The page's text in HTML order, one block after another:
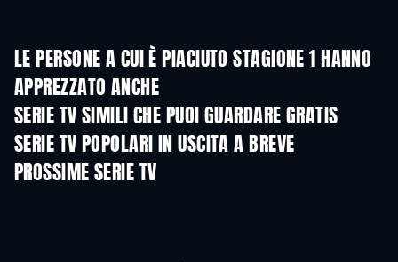
LE PERSONE A CUI È PIACIUTO STAGIONE 1 HANNO
APPREZZATO ANCHE
TV
SERIE TV SIMILI CHE PUOI GUARDARE GRATIS
TV
SERIE TV POPOLARI IN USCITA A BREVE
TV TV
PROSSIME SERIE TV
Stagione 6